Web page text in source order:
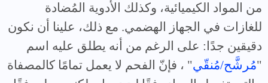
من المواد الكيميائية، وكذلك الأدوية المُضادة
للغازات في الجهاز الهضمي. مع ذلك، علينا أن نكون
دقيقين جدًا: على الرغم من أنه يطلق عليه اسم
"مُرشَّح/مُنقّي" ، فإنّ الفحم لا يعمل تمامًا كالمصفاة